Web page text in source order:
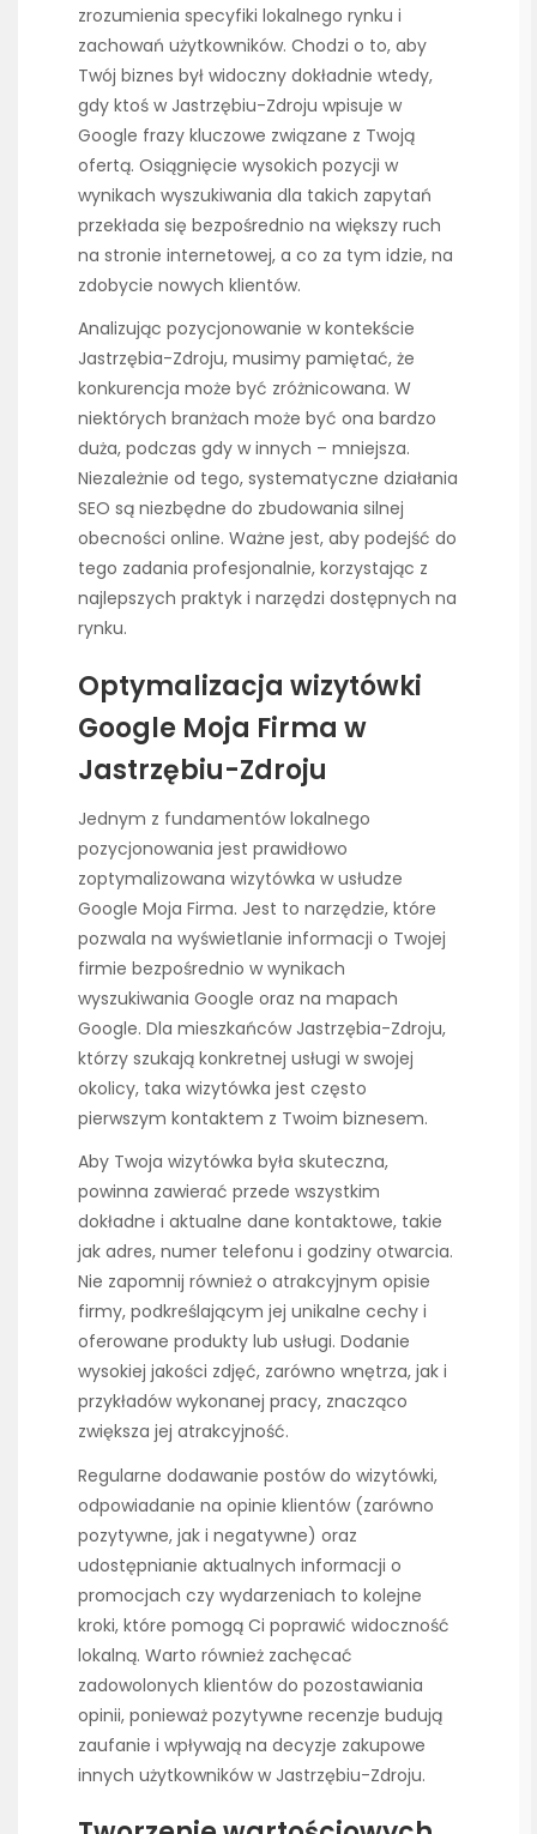
zrozumienia specyfiki lokalnego rynku i
zachowań użytkowników. Chodzi o to, aby
Twój biznes był widoczny dokładnie wtedy,
gdy ktoś w Jastrzębiu-Zdroju wpisuje w
Google frazy kluczowe związane z Twoją
ofertą. Osiągnięcie wysokich pozycji w
wynikach wyszukiwania dla takich zapytań
przekłada się bezpośrednio na większy ruch
na stronie internetowej, a co za tym idzie, na
zdobycie nowych klientów.
Analizując pozycjonowanie w kontekście
Jastrzębia-Zdroju, musimy pamiętać, że
konkurencja może być zróżnicowana. W
niektórych branżach może być ona bardzo
duża, podczas gdy w innych – mniejsza.
Niezależnie od tego, systematyczne działania
SEO są niezbędne do zbudowania silnej
obecności online. Ważne jest, aby podejść do
tego zadania profesjonalnie, korzystając z
najlepszych praktyk i narzędzi dostępnych na
rynku.
Optymalizacja wizytówki
Google Moja Firma w
Jastrzębiu-Zdroju
Jednym z fundamentów lokalnego
pozycjonowania jest prawidłowo
zoptymalizowana wizytówka w usłudze
Google Moja Firma. Jest to narzędzie, które
pozwala na wyświetlanie informacji o Twojej
firmie bezpośrednio w wynikach
wyszukiwania Google oraz na mapach
Google. Dla mieszkańców Jastrzębia-Zdroju,
którzy szukają konkretnej usługi w swojej
okolicy, taka wizytówka jest często
pierwszym kontaktem z Twoim biznesem.
Aby Twoja wizytówka była skuteczna,
powinna zawierać przede wszystkim
dokładne i aktualne dane kontaktowe, takie
jak adres, numer telefonu i godziny otwarcia.
Nie zapomnij również o atrakcyjnym opisie
firmy, podkreślającym jej unikalne cechy i
oferowane produkty lub usługi. Dodanie
wysokiej jakości zdjęć, zarówno wnętrza, jak i
przykładów wykonanej pracy, znacząco
zwiększa jej atrakcyjność.
Regularne dodawanie postów do wizytówki,
odpowiadanie na opinie klientów (zarówno
pozytywne, jak i negatywne) oraz
udostępnianie aktualnych informacji o
promocjach czy wydarzeniach to kolejne
kroki, które pomogą Ci poprawić widoczność
lokalną. Warto również zachęcać
zadowolonych klientów do pozostawiania
opinii, ponieważ pozytywne recenzje budują
zaufanie i wpływają na decyzje zakupowe
innych użytkowników w Jastrzębiu-Zdroju.